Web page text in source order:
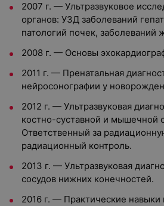
2007 г. — Ультразвуковое
органов: УЗД заболеваний
патологий почек, заболеваний
2008 г. — Основы
2011 г. — Пренатальная
нейросонографии у
2012 г. — Ультразвуковая
костно-суставной и мышечной
Ответственный за
радиационный контроль.
2013 г. — Ультразвуковая
сосудов нижних конечностей.
2016 г. — Практические навыки